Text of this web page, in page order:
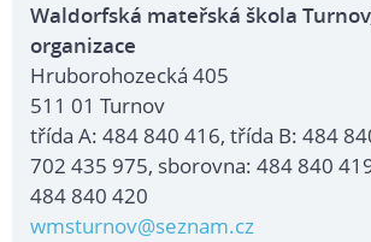
Waldorfská mateřská škola
organizace
Hruborohozecká 405
511 01 Turnov
třída A: 484 840 416, třída B: 484
702 435 975, sborovna: 484 840
484 840 420
wmsturnov@seznam.cz